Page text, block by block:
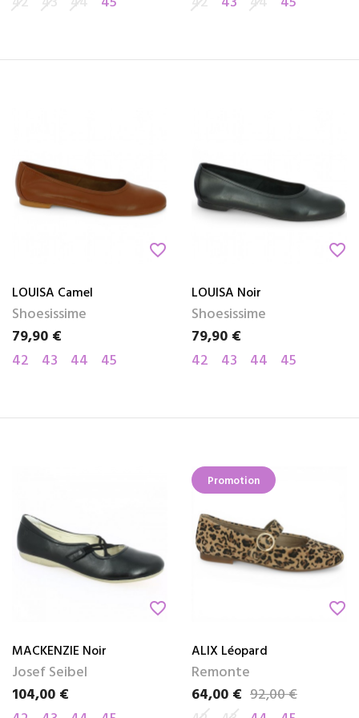
favorite_border
LOUISA Camel
Shoesissime
Prix
79,90 €
42
43 44 45
favorite_border
LOUISA Noir
Shoesissime
Prix
79,90 €
42
43 44 45
favorite_border
MACKENZIE Noir
Josef Seibel
Prix
104,00 €
Promotion
favorite_border
ALIX Léopard
Remonte
Prix
64,00 €
Prix de base92,00 €